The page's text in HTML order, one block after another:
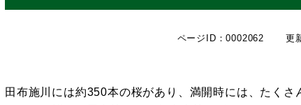
ページID：0002062 更
田布施川には約350本の桜があり、満開時には、たくさ